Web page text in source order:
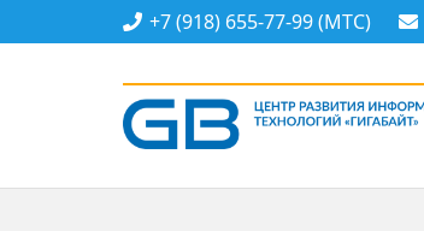
+7 (918) 655-77-99 (МТС)